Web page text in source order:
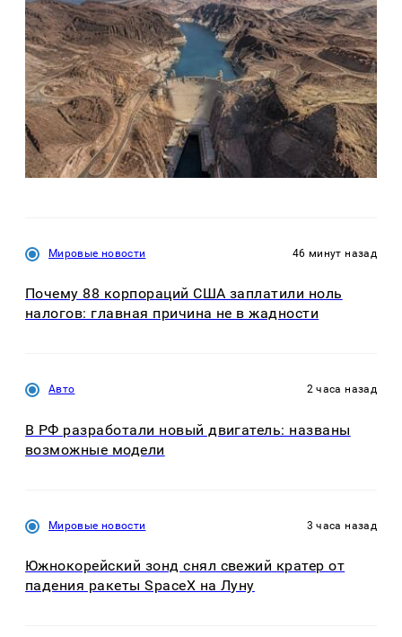
Мировые новости 46 минут назад
Почему 88 корпораций США заплатили ноль
налогов: главная причина не в жадности
Авто 2 часа назад
В РФ разработали новый двигатель: названы
возможные модели
Мировые новости 3 часа назад
Южнокорейский зонд снял свежий кратер от
падения ракеты SpaceX на Луну